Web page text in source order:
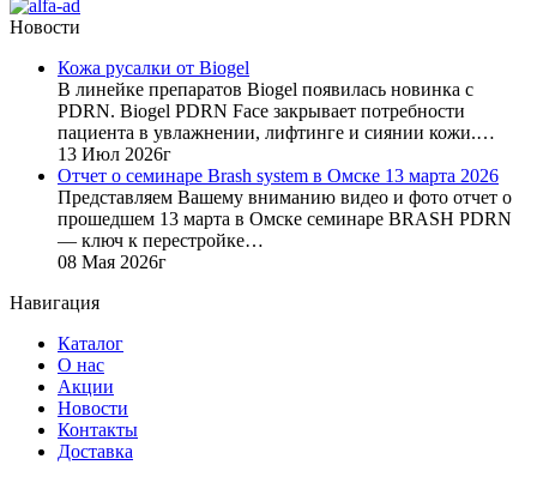
Новости
Кожа русалки от Biogel
В линейке препаратов Biogel появилась новинка с
PDRN. Biogel PDRN Face закрывает потребности
пациента в увлажнении, лифтинге и сиянии кожи.…
13 Июл 2026г
Отчет о семинаре Brash system в Омске 13 марта 2026
Представляем Вашему вниманию видео и фото отчет о
прошедшем 13 марта в Омске семинаре BRASH PDRN
— ключ к перестройке…
08 Мая 2026г
Навигация
Каталог
О нас
Акции
Новости
Контакты
Доставка